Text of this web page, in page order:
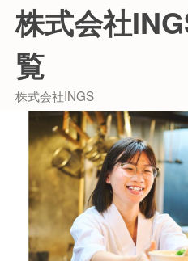
あなたがいるお店が好きだ
いる。
それがこの仕事のかけがえ
自分のために一生懸命やる
く。
だからこそ、ＩＮＧＳは
を探しています。
株式会社
覧
株式会社INGS